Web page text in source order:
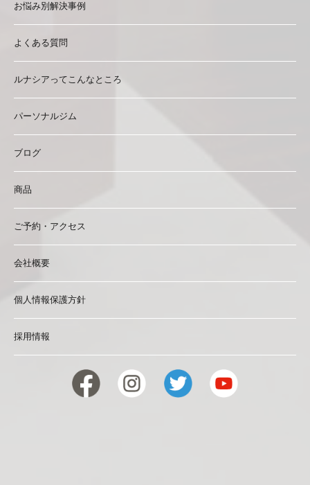
お悩み別解決事例
よくある質問
ルナシアってこんなところ
パーソナルジム
ブログ
商品
ご予約・アクセス
会社概要
個人情報保護方針
採用情報